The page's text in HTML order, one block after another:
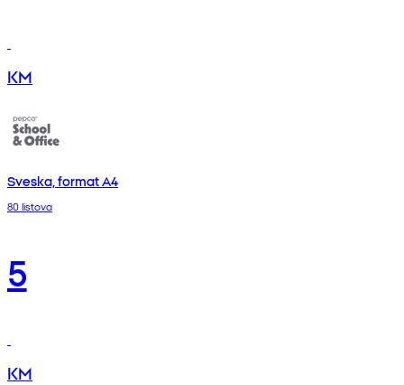
KM
Sveska, format A4
80 listova
5
KM